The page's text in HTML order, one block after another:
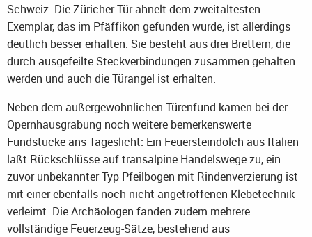
Schweiz. Die Züricher Tür ähnelt dem zweitältesten
Exemplar, das im Pfäffikon gefunden wurde, ist allerdings
deutlich besser erhalten. Sie besteht aus drei Brettern, die
durch ausgefeilte Steckverbindungen zusammen gehalten
werden und auch die Türangel ist erhalten.
Neben dem außergewöhnlichen Türenfund kamen bei der
Opernhausgrabung noch weitere bemerkenswerte
Fundstücke ans Tageslicht: Ein Feuersteindolch aus Italien
läßt Rückschlüsse auf transalpine Handelswege zu, ein
zuvor unbekannter Typ Pfeilbogen mit Rindenverzierung ist
mit einer ebenfalls noch nicht angetroffenen Klebetechnik
verleimt. Die Archäologen fanden zudem mehrere
vollständige Feuerzeug-Sätze, bestehend aus